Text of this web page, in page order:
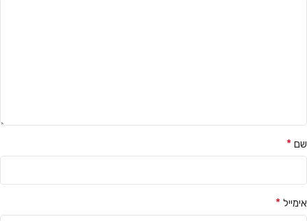
שם *
אימייל *